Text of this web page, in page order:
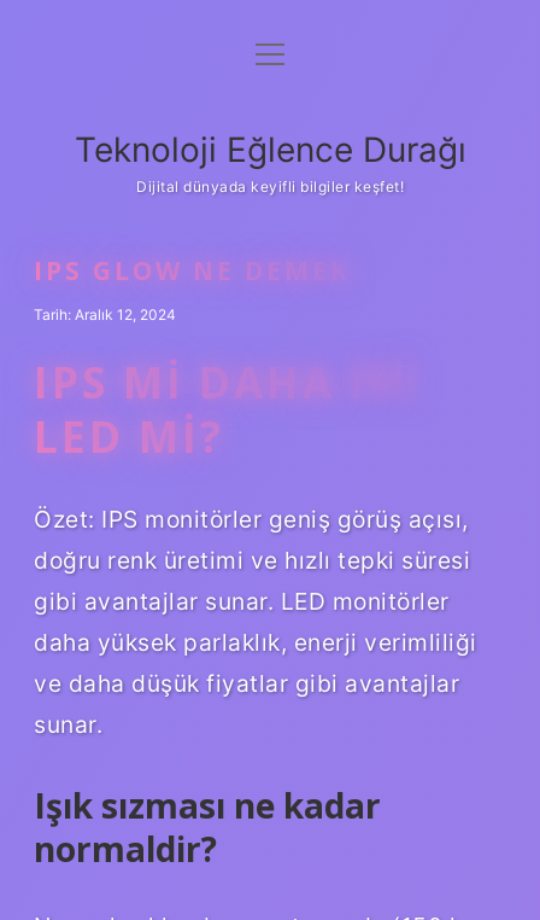
Anasayfa
Yasal Uyarı
menüyü
Teknoloji Eğlence Durağı
Dijital dünyada keyifli bilgiler keşfet!
IPS GLOW NE DEMEK
Tarih: Aralık 12, 2024
IPS MI DAHA IYI
LED MI?
Özet: IPS monitörler geniş görüş açısı,
doğru renk üretimi ve hızlı tepki süresi
gibi avantajlar sunar. LED monitörler
daha yüksek parlaklık, enerji verimliliği
ve daha düşük fiyatlar gibi avantajlar
sunar.
Işık sızması ne kadar
normaldir?